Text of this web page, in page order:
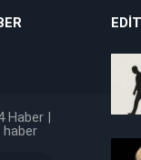
Haber |
haber